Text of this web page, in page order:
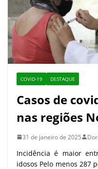
COVID-19 DESTAQUE
Casos de
nas regiões
31 de janeiro de 2025
Incidência é maior
idosos Pelo menos 287